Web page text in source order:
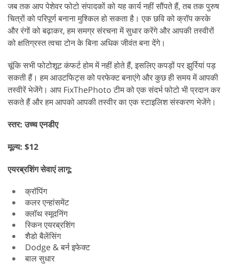
जब तक आप पेशेवर फोटो संपादकों को यह कार्य नहीं सौंपते हैं, तब तक पुरुष
चित्रों को परिपूर्ण बनाना मुश्किल हो सकता है। एक छवि को क्रॉप करके
और रंगों को बढ़ाकर, हम समग्र संरचना में सुधार करेंगे और आपकी तस्वीरों
को क्षतिग्रस्त त्वचा टोन के बिना अधिक जीवंत बना देंगे।
चूंकि सभी फोटोशूट कंफर्ट होम में नहीं होते हैं, इसलिए कपड़ों पर झुर्रियां पड़
सकती हैं। हम आउटफिट्स को परफेक्ट बनाएंगे और कुछ ही समय में आपकी
तस्वीरें भेजेंगे। आप FixThePhoto टीम को एक संदर्भ फोटो भी प्रदान कर
सकते हैं और हम आपको आपकी तस्वीर का एक स्टाइलिश संस्करण भेजेंगे।
स्तर: उच्च एनडीए
मूल्य: $12
एयरब्रशिंग सेवाएं लागू:
क्रॉपिंग
कलर एन्हांसमेंट
क्लॉथ स्मूदनिंग
स्किन एयरब्रशिंग
शैडो बैलेंसिंग
Dodge & बर्न इफेक्ट
बाल सुधार